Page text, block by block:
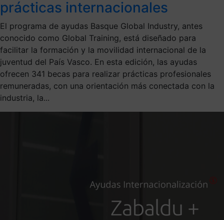
prácticas internacionales
El programa de ayudas Basque Global Industry, antes
conocido como Global Training, está diseñado para
facilitar la formación y la movilidad internacional de la
juventud del País Vasco. En esta edición, las ayudas
ofrecen 341 becas para realizar prácticas profesionales
remuneradas, con una orientación más conectada con la
industria, la...